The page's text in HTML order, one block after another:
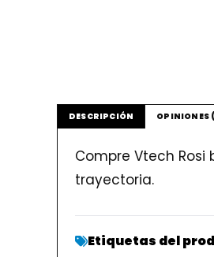
DESCRIPCIÓN OPINIONES
Compre Vtech Rosi
trayectoria.
Etiquetas del